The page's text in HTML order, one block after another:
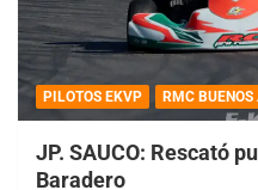
PILOTOS EKVP RMC BUENOS
JP. SAUCO: Rescató
Baradero